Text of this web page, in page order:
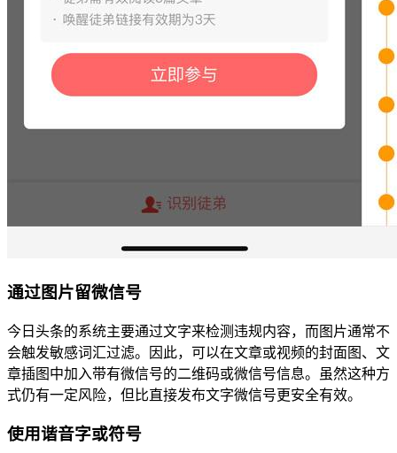
通过图片留微信号
今日头条的系统主要通过文字来检测违规内容，而图片通常不
会触发敏感词汇过滤。因此，可以在文章或视频的封面图、文
章插图中加入带有微信号的二维码或微信号信息。虽然这种方
式仍有一定风险，但比直接发布文字微信号更安全有效。
使用谐音字或符号